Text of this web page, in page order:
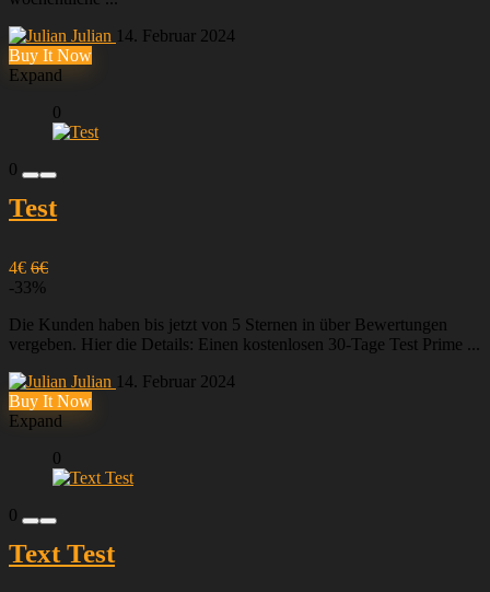
Julian 14. Februar 2024
Buy It Now
Expand
0
0
Test
4€ 6€
-33%
Die Kunden haben bis jetzt von 5 Sternen in über Bewertungen
vergeben. Hier die Details: Einen kostenlosen 30-Tage Test Prime ...
Julian 14. Februar 2024
Buy It Now
Expand
0
0
Text Test